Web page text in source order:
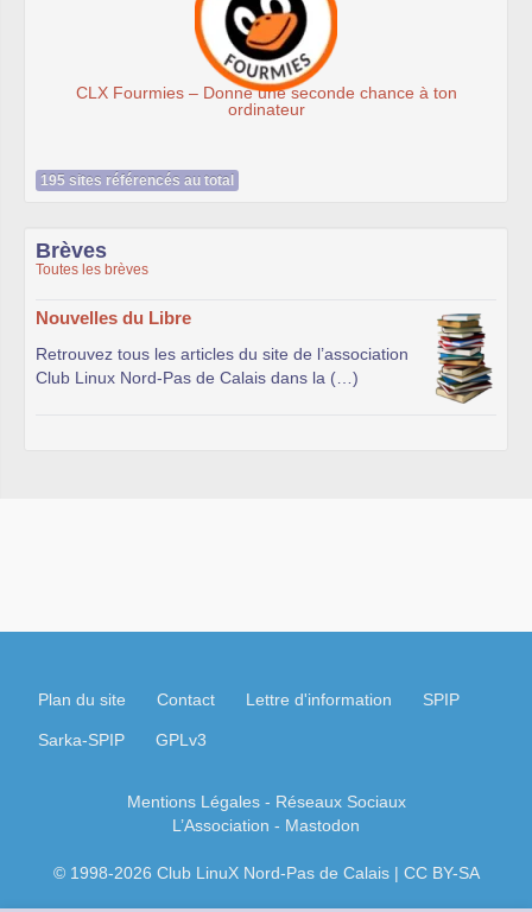
Fourmies – Donne une seconde chance à ton
195 sites référencés au total
Brèves
Toutes les brèves
Nouvelles du Libre
Retrouvez tous les articles du site de l’association
Club Linux Nord-Pas de Calais dans la (…)
Plan du site Contact Lettre d'information SPIP
Sarka-SPIP GPLv3
Mentions Légales- Réseaux Sociaux
L’Association - Mastodon
© 1998-2026 Club LinuX Nord-Pas de Calais | CC BY-SA